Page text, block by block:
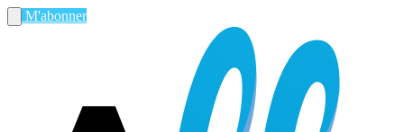
M'abonner